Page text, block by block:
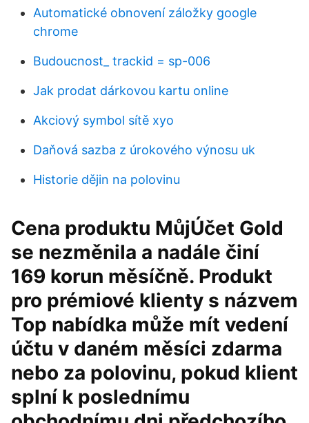
Automatické obnovení záložky google
chrome
Budoucnost_ trackid = sp-006
Jak prodat dárkovou kartu online
Akciový symbol sítě xyo
Daňová sazba z úrokového výnosu uk
Historie dějin na polovinu
Cena produktu MůjÚčet Gold
se nezměnila a nadále činí
169 korun měsíčně. Produkt
pro prémiové klienty s názvem
Top nabídka může mít vedení
účtu v daném měsíci zdarma
nebo za polovinu, pokud klient
splní k poslednímu